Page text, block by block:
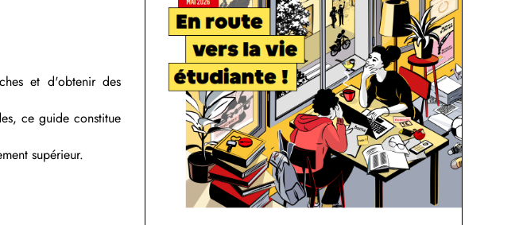
et d'obtenir des
ce guide constitue
supérieur.